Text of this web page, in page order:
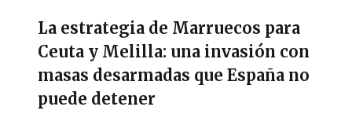
La estrategia de Marruecos para
Ceuta y Melilla: una invasión con
masas desarmadas que España no
puede detener